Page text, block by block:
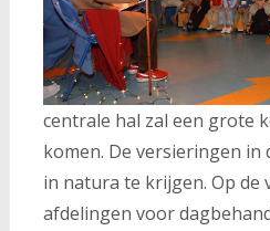
centrale hal zal een grote
komen. De versieringen
in natura te krijgen. Op de
afdelingen voor